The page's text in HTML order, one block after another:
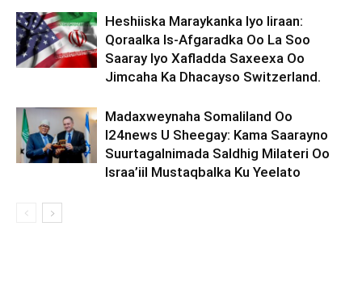
Heshiiska Maraykanka Iyo Iiraan:
Qoraalka Is-Afgaradka Oo La Soo
Saaray Iyo Xafladda Saxeexa Oo
Jimcaha Ka Dhacayso Switzerland.
Madaxweynaha Somaliland Oo
I24news U Sheegay: Kama Saarayno
Suurtagalnimada Saldhig Milateri Oo
Israa’iil Mustaqbalka Ku Yeelato